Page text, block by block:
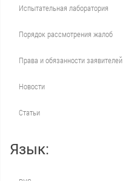
Испытательная лаборатория
Порядок рассмотрения жалоб
Права и обязанности заявителей
Новости
Статьи
Язык: